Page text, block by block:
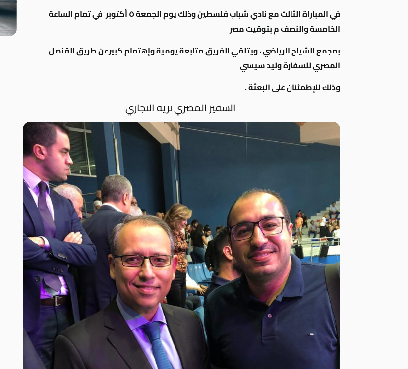
في المباراة الثالث مع ناديشباب
فلسطين وذلك يوم الجمعة ٥ أكتوبر في تمام الساعة
الخامسة والنصف م بتوقيت مصر
بمجمع الشياح الرياضي ، ويتلقيالفريق متابعةيومية وإهتمام كبيرعن طريق القنصل
المصري للسفارة وليد سيسي
وذلك للإطمئنان على البعثة .
السفير المصري نزيه النجاري